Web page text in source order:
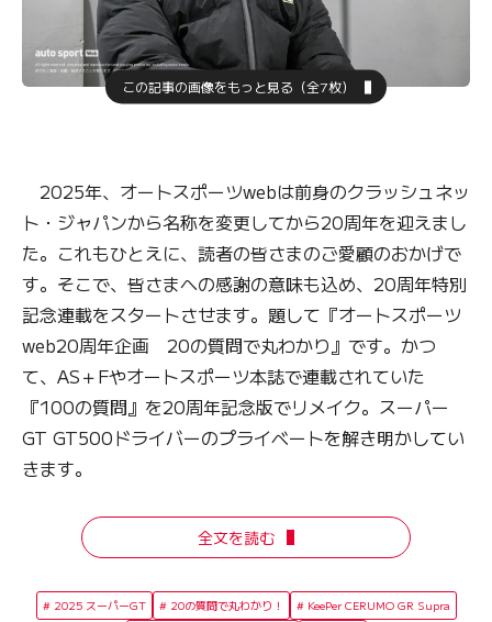
この記事の画像をもっと見る（全7枚）
2025年、オートスポーツwebは前身のクラッシュネッ
ト・ジャパンから名称を変更してから20周年を迎えまし
た。これもひとえに、読者の皆さまのご愛顧のおかげで
す。そこで、皆さまへの感謝の意味も込め、20周年特別
記念連載をスタートさせます。題して『オートスポーツ
web20周年企画 20の質問で丸わかり』です。かつ
て、AS＋Fやオートスポーツ本誌で連載されていた
『100の質問』を20周年記念版でリメイク。スーパー
GT GT500ドライバーのプライベートを解き明かしてい
きます。
全文を読む
2025 スーパーGT 20の質問で丸わかり！
KeePer CERUMO GR Supra